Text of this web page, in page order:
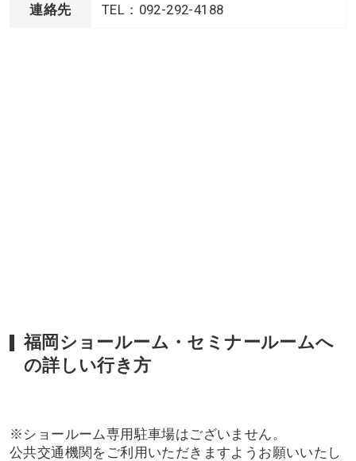
連絡先 TEL：092-292-4188
福岡ショールーム・セミナールームへ
の詳しい行き方
※ショールーム専用駐車場はございません。
公共交通機関をご利用いただきますようお願いいたし